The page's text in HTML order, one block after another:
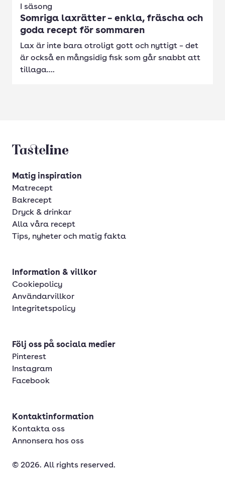
I säsong
Somriga laxrätter – enkla, fräscha och
goda recept för sommaren
Lax är inte bara otroligt gott och nyttigt – det
är också en mångsidig fisk som går snabbt att
tillaga....
Tasteline startsida
Matig inspiration
Matrecept
Bakrecept
Dryck & drinkar
Alla våra recept
Tips, nyheter och matig fakta
Information & villkor
Cookiepolicy
Användarvillkor
Integritetspolicy
Följ oss på sociala medier
Pinterest
Instagram
Facebook
Kontaktinformation
Kontakta oss
Annonsera hos oss
© 2026. All rights reserved.